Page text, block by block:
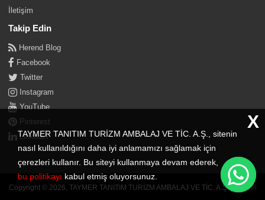
İletişim
Takip Edin
Herend Blog
Facebook
Twitter
Instagram
YouTube
Pinterest
Linkedin
Copyright © 2026, TAYMER TANITIM TURİZM AMBALAJ VE TİC. A.Ş. | İkipixel
TAYMER TANITIM TURİZM AMBALAJ VE TİC. A.Ş., sitenin
nasıl kullanıldığını daha iyi anlamamızı sağlamak için
çerezleri kullanır. Bu siteyi kullanmaya devam ederek,
bu politikayı kabul etmiş oluyorsunuz.
X